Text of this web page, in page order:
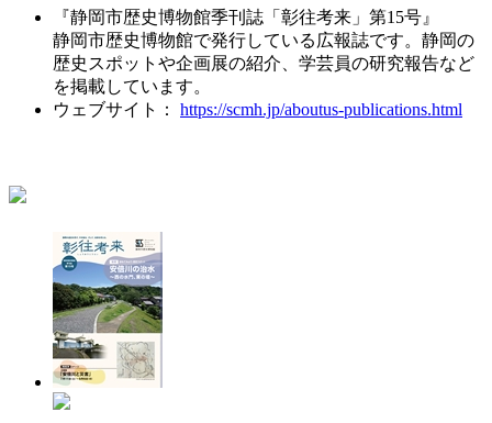
『静岡市歴史博物館季刊誌「彰往考来」第15号』
静岡市歴史博物館で発行している広報誌です。静岡の
歴史スポットや企画展の紹介、学芸員の研究報告など
を掲載しています。
ウェブサイト： https://scmh.jp/aboutus-publications.html